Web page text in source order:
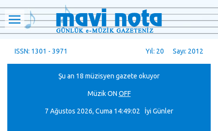
ISSN: 1301 - 3971 Yıl: 20 Sayı: 2012
Şu an 18 müzisyen gazete okuyor
MüzikON OFF
7 Ağustos 2026, Cuma 14:49:04 İyi Günler